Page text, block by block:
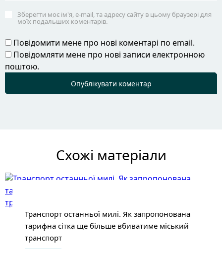
Зберегти моє ім'я, e-mail, та адресу сайту в цьому браузері для
моїх подальших коментарів.
Повідомити мене про нові коментарі по email.
Повідомляти мене про нові записи електронною
поштою.
Схожі матеріали
Транспорт останньої милі. Як запропонована
тарифна сітка ще більше вбиватиме міський
транспорт